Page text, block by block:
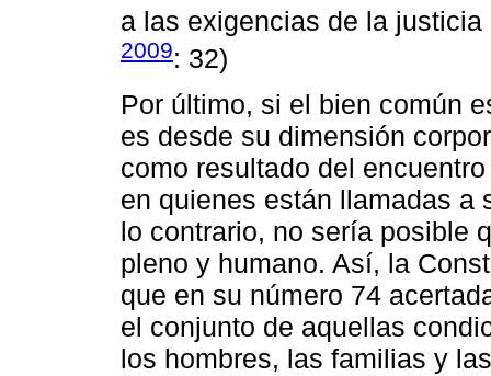
a las exigencias de la
2009: 32)
Por último, si el bien común
es desde su dimensión
como resultado del
en quienes están llamadas a
lo contrario, no sería posible
pleno y humano. Así, la
que en su número 74
el conjunto de aquellas
los hombres, las familias y